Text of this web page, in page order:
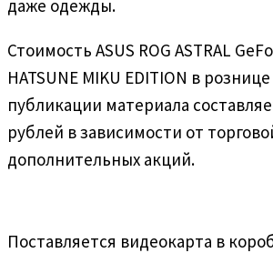
даже одежды.
Стоимость ASUS ROG ASTRAL
HATSUNE MIKU EDITION в
публикации материала
рублей в зависимости от
дополнительных акций.
Поставляется видеокарта в